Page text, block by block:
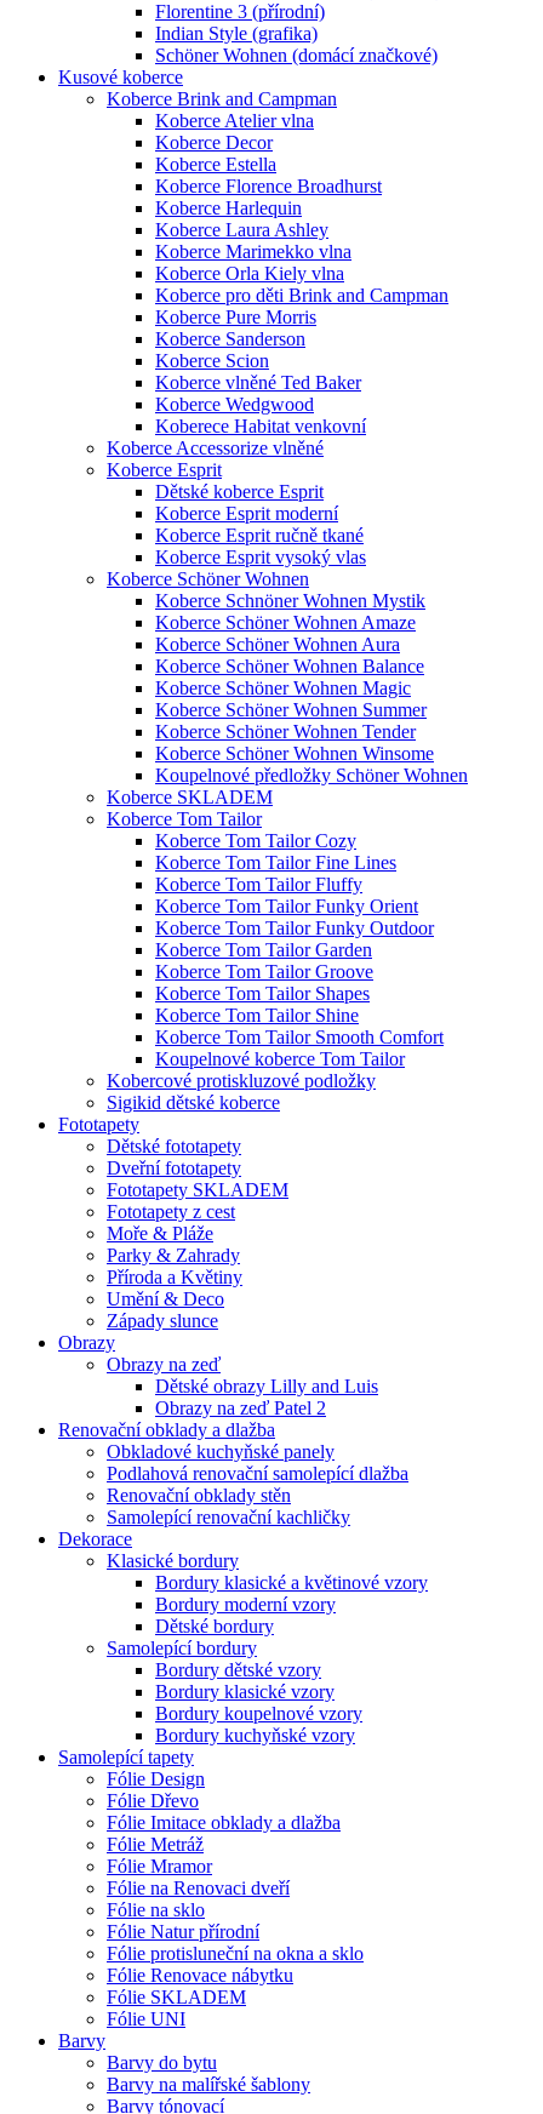
Florentine 3 (přírodní)
Indian Style (grafika)
Schöner Wohnen (domácí značkové)
Kusové koberce
Koberce Brink and Campman
Koberce Atelier vlna
Koberce Decor
Koberce Estella
Koberce Florence Broadhurst
Koberce Harlequin
Koberce Laura Ashley
Koberce Marimekko vlna
Koberce Orla Kiely vlna
Koberce pro děti Brink and Campman
Koberce Pure Morris
Koberce Sanderson
Koberce Scion
Koberce vlněné Ted Baker
Koberce Wedgwood
Koberece Habitat venkovní
Koberce Accessorize vlněné
Koberce Esprit
Dětské koberce Esprit
Koberce Esprit moderní
Koberce Esprit ručně tkané
Koberce Esprit vysoký vlas
Koberce Schöner Wohnen
Koberce Schnöner Wohnen Mystik
Koberce Schöner Wohnen Amaze
Koberce Schöner Wohnen Aura
Koberce Schöner Wohnen Balance
Koberce Schöner Wohnen Magic
Koberce Schöner Wohnen Summer
Koberce Schöner Wohnen Tender
Koberce Schöner Wohnen Winsome
Koupelnové předložky Schöner Wohnen
Koberce SKLADEM
Koberce Tom Tailor
Koberce Tom Tailor Cozy
Koberce Tom Tailor Fine Lines
Koberce Tom Tailor Fluffy
Koberce Tom Tailor Funky Orient
Koberce Tom Tailor Funky Outdoor
Koberce Tom Tailor Garden
Koberce Tom Tailor Groove
Koberce Tom Tailor Shapes
Koberce Tom Tailor Shine
Koberce Tom Tailor Smooth Comfort
Koupelnové koberce Tom Tailor
Kobercové protiskluzové podložky
Sigikid dětské koberce
Fototapety
Dětské fototapety
Dveřní fototapety
Fototapety SKLADEM
Fototapety z cest
Moře & Pláže
Parky & Zahrady
Příroda a Květiny
Umění & Deco
Západy slunce
Obrazy
Obrazy na zeď
Dětské obrazy Lilly and Luis
Obrazy na zeď Patel 2
Renovační obklady a dlažba
Obkladové kuchyňské panely
Podlahová renovační samolepící dlažba
Renovační obklady stěn
Samolepící renovační kachličky
Dekorace
Klasické bordury
Bordury klasické a květinové vzory
Bordury moderní vzory
Dětské bordury
Samolepící bordury
Bordury dětské vzory
Bordury klasické vzory
Bordury koupelnové vzory
Bordury kuchyňské vzory
Samolepící tapety
Fólie Design
Fólie Dřevo
Fólie Imitace obklady a dlažba
Fólie Metráž
Fólie Mramor
Fólie na Renovaci dveří
Fólie na sklo
Fólie Natur přírodní
Fólie protisluneční na okna a sklo
Fólie Renovace nábytku
Fólie SKLADEM
Fólie UNI
Barvy
Barvy do bytu
Barvy na malířské šablony
Barvy tónovací